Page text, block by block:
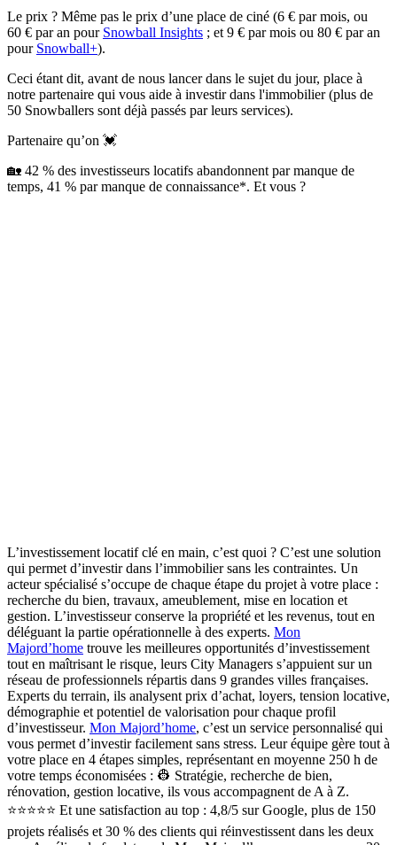
Le prix ? Même pas le prix d’une place de ciné (6 € par mois, ou
60 € par an pour Snowball Insights ; et 9 € par mois ou 80 € par an
pour Snowball+).
Ceci étant dit, avant de nous lancer dans le sujet du jour, place à
notre partenaire qui vous aide à investir dans l'immobilier (plus de
50 Snowballers sont déjà passés par leurs services).
Partenaire qu’on 💓
🏡 42 % des investisseurs locatifs abandonnent par manque de
temps, 41 % par manque de connaissance*. Et vous ?
L’investissement locatif clé en main, c’est quoi ? C’est une solution
qui permet d’investir dans l’immobilier sans les contraintes. Un
acteur spécialisé s’occupe de chaque étape du projet à votre place :
recherche du bien, travaux, ameublement, mise en location et
gestion. L’investisseur conserve la propriété et les revenus, tout en
déléguant la partie opérationnelle à des experts. Mon
Majord’home trouve les meilleures opportunités d’investissement
tout en maîtrisant le risque, leurs City Managers s’appuient sur un
réseau de professionnels répartis dans 9 grandes villes françaises.
Experts du terrain, ils analysent prix d’achat, loyers, tension locative,
démographie et potentiel de valorisation pour chaque profil
d’investisseur. Mon Majord’home, c’est un service personnalisé qui
vous permet d’investir facilement sans stress. Leur équipe gère tout à
votre place en 4 étapes simples, représentant en moyenne 250 h de
votre temps économisées : 👷 Stratégie, recherche de bien,
rénovation, gestion locative, ils vous accompagnent de A à Z.
⭐️⭐️⭐️⭐️⭐️ Et une satisfaction au top : 4,8/5 sur Google, plus de 150
projets réalisés et 30 % des clients qui réinvestissent dans les deux